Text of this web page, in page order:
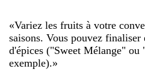
«Variez les fruits à votre
saisons. Vous pouvez finaliser
d'épices ("Sweet Mélange" ou
exemple).»